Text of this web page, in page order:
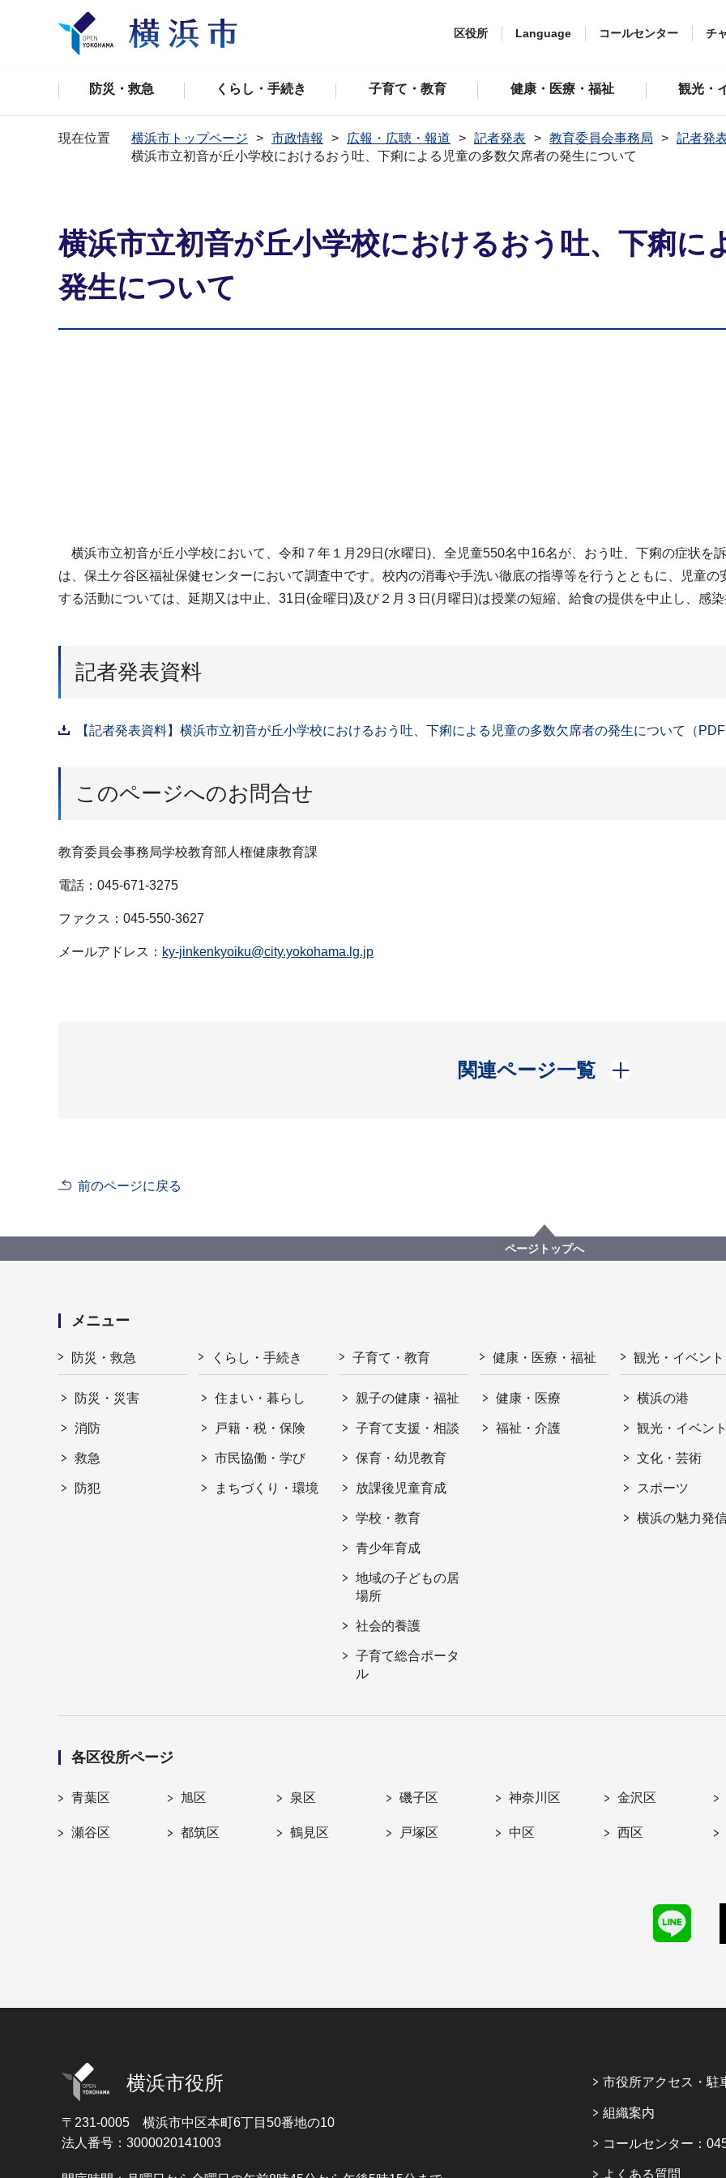
区役所 Language コールセンター チ
防災・救急 くらし・手続き 子育て・教育 健康・医療・福祉 観光・
現在位置 横浜市トップページ 市政情報 広報・広聴・報道 記者発表 教育委員会事務局
記者発
横浜市立初音が丘小学校におけるおう吐、下痢による児童の多数欠席者の発生について
横浜市立初音が丘小学校におけるおう吐、下痢に
発生について
横浜市立初音が丘小学校において、令和７年１月29日(水曜日)、全児童550名中16名が、おう吐、下痢の症状を
は、保土ケ谷区福祉保健センターにおいて調査中です。校内の消毒や手洗い徹底の指導等を行うとともに、児童
する活動については、延期又は中止、31日(金曜日)及び２月３日(月曜日)は授業の短縮、給食の提供を中止し、感染
記者発表資料
【記者発表資料】横浜市立初音が丘小学校におけるおう吐、下痢による児童の多数欠席者の発生について（PDF
このページへのお問合せ
教育委員会事務局学校教育部人権健康教育課
電話：045-671-3275
ファクス：045-550-3627
メールアドレス： ky-jinkenkyoiku@city.yokohama.lg.jp
関連ページ一覧
開く
前のページに戻る
ページトップへ
メニュー
防災・救急
防災・災害
消防
救急
防犯
くらし・手続き
住まい・暮らし
戸籍・税・保険
市民協働・学び
まちづくり・環境
子育て・教育
親子の健康・福祉
子育て支援・相談
保育・幼児教育
放課後児童育成
学校・教育
青少年育成
地域の子どもの居
場所
社会的養護
子育て総合ポータ
ル
健康・医療・福祉
健康・医療
福祉・介護
観光・イベント
横浜の港
観光・イベント
文化・芸術
スポーツ
横浜の魅力発
各区役所ページ
青葉区 旭区 泉区 磯子区 神奈川区 金沢区
瀬谷区 都筑区 鶴見区 戸塚区 中区 西区
横浜市役所
〒231-0005 横浜市中区本町6丁目50番地の10
法人番号：3000020141003
市役所アクセス・駐
組織案内
コールセンター：
よくある質問